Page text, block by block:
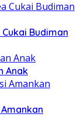
Budiman
Anak